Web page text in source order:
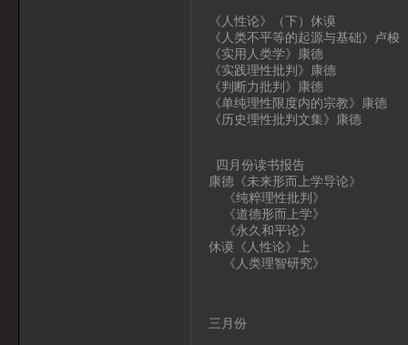
《人性论》（下）休谟
《人类不平等的起源与基础》卢梭
《实用人类学》康德
《实践理性批判》康德
《判断力批判》康德
《单纯理性限度内的宗教》康德
《历史理性批判文集》康德
四月份读书报告
康德《未来形而上学导论》
《纯粹理性批判》
《道德形而上学》
《永久和平论》
休谟《人性论》上
《人类理智研究》
三月份